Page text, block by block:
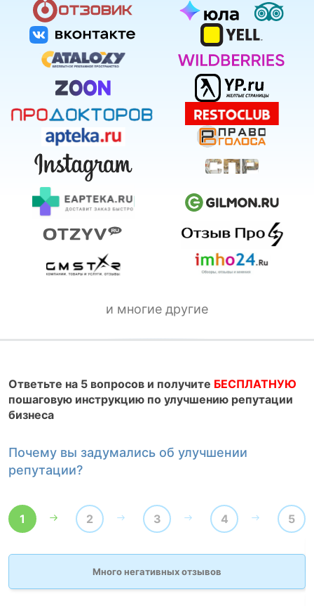
и многие другие
Ответьте на 5 вопросов и получите БЕСПЛАТНУЮ
пошаговую инструкцию по улучшению репутации
бизнеса
Почему вы задумались об улучшении
репутации?
1 2 3 4 5
Много негативных отзывов